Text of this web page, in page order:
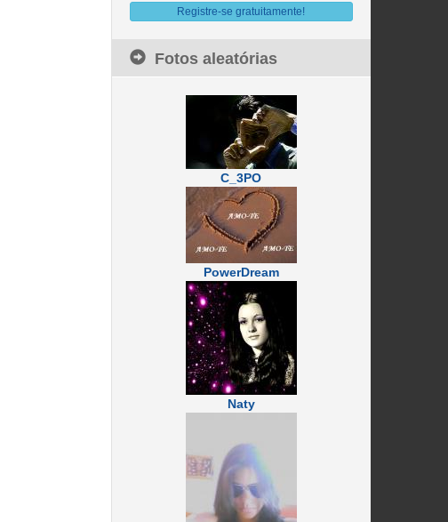
Registre-se gratuitamente!
Fotos aleatórias
C_3PO
PowerDream
Naty